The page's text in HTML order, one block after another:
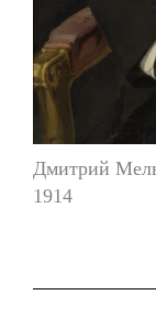
Дмитрий
1914